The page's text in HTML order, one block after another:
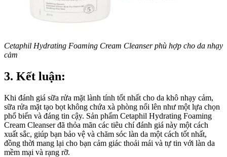
Cetaphil Hydrating Foaming Cream Cleanser phù hợp cho da nhạy
cảm
3. Kết luận:
Khi đánh giá sữa rửa mặt lành tính tốt nhất cho da khô nhạy cảm,
sữa rửa mặt tạo bọt không chứa xà phòng nổi lên như một lựa chọn
phổ biến và đáng tin cậy. Sản phẩm Cetaphil Hydrating Foaming
Cream Cleanser đã thỏa mãn các tiêu chí đánh giá này một cách
xuất sắc, giúp bạn bảo vệ và chăm sóc làn da một cách tốt nhất,
đồng thời mang lại cho bạn cảm giác thoải mái và tự tin với làn da
mềm mại và rạng rỡ.